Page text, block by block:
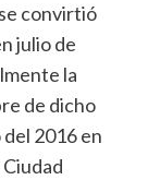
convirtió
julio de
la
de dicho
2016 en